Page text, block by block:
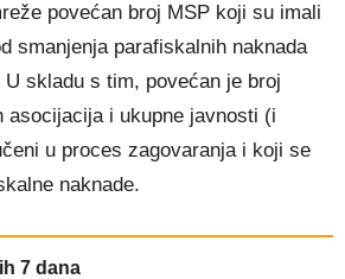
povećan broj MSP koji su imali
smanjenja parafiskalnih naknada
skladu s tim, povećan je broj
asocijacija i ukupne javnosti (i
u proces zagovaranja i koji se
naknade.
7 dana